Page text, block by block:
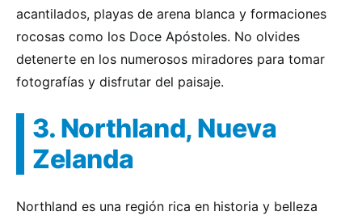
acantilados, playas de arena blanca y formaciones
rocosas como los Doce Apóstoles. No olvides
detenerte en los numerosos miradores para tomar
fotografías y disfrutar del paisaje.
3. Northland, Nueva
Zelanda
Northland es una región rica en historia y belleza